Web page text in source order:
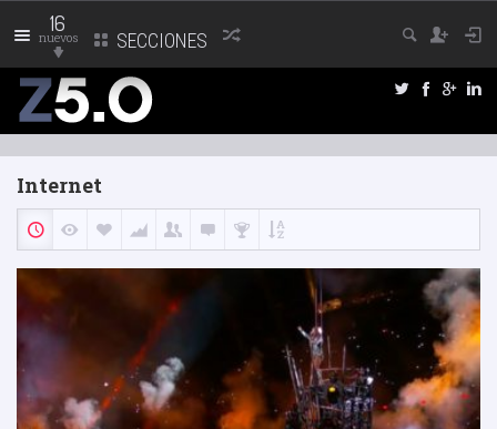
16
nuevos SECCIONES
Internet